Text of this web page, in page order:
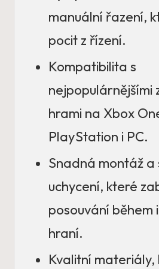
manuální řazení,
pocit z řízení.
Kompatibilita s
nejpopulárnějšími
hrami na Xbox
PlayStation i PC.
Snadná montáž a
uchycení, které
posouvání během
hraní.
Kvalitní